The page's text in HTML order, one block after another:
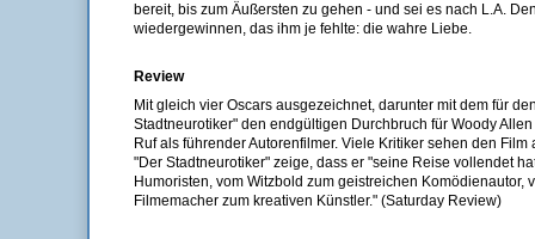
bereit, bis zum Äußersten zu gehen - und sei es nach L.A.
wiedergewinnen, das ihm je fehlte: die wahre Liebe.
Review
Mit gleich vier Oscars ausgezeichnet, darunter mit dem für
Stadtneurotiker" den endgültigen Durchbruch für Woody
Ruf als führender Autorenfilmer. Viele Kritiker sehen den
"Der Stadtneurotiker" zeige, dass er "seine Reise vollendet
Humoristen, vom Witzbold zum geistreichen Komödienautor,
Filmemacher zum kreativen Künstler." (Saturday Review)